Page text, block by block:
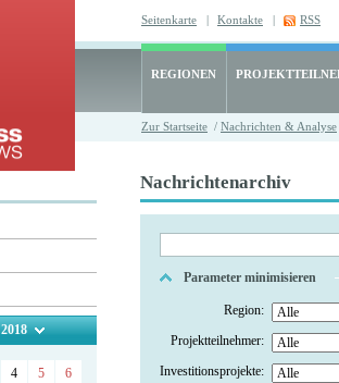
Seitenkarte | Kontakte | RSS
REGIONEN
Zur Startseite / Nachrichten & Analyse
2018
4 5
6
Nachrichtenarchiv
Parameter minimisieren
Region:
Projektteilnehmer:
Investitionsprojekte: